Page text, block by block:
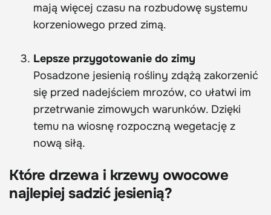
mają więcej czasu na rozbudowę systemu
korzeniowego przed zimą.
Lepsze przygotowanie do zimy
Posadzone jesienią rośliny zdążą zakorzenić
się przed nadejściem mrozów, co ułatwi im
przetrwanie zimowych warunków. Dzięki
temu na wiosnę rozpoczną wegetację z
nową siłą.
Które drzewa i krzewy owocowe
najlepiej sadzić jesienią?